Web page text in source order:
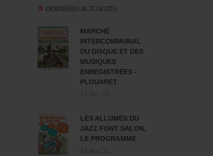
DERNIÈRES ACTUALITÉS
MARCHÉ
INTERCOMMUNAL
DU DISQUE ET DES
MUSIQUES
ENREGISTRÉES -
PLOUARET
LES ALLUMÉS DU
JAZZ FONT SALON,
LE PROGRAMME